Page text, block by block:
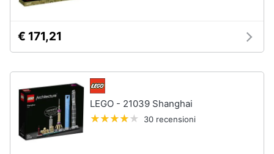
dvd
Festività
e
ricorrenze
Promozioni
Servizi
€ 171,21
LEGO - 21039 Shanghai
30 recensioni